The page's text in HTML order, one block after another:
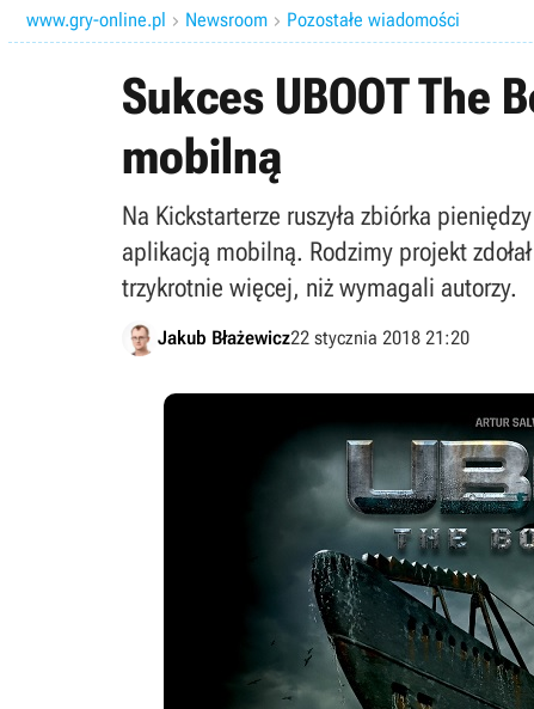
www.gry-online.pl  Newsroom  Pozostałe wiadomości
Sukces UBOOT
mobilną
Na Kickstarterze ruszyła zbiórka
aplikacją mobilną. Rodzimy projekt
trzykrotnie więcej, niż wymagali autorzy.
Jakub Błażewicz22 stycznia 2018 21:20